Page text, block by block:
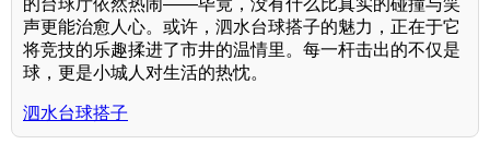
声更能治愈人心。或许，泗水台球搭子的魅力，正在于它
将竞技的乐趣揉进了市井的温情里。每一杆击出的不仅是
球，更是小城人对生活的热忱。
泗水台球搭子